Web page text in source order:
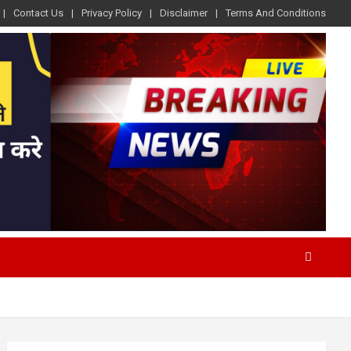
Contact Us Privacy Policy Disclaimer Terms And Conditions